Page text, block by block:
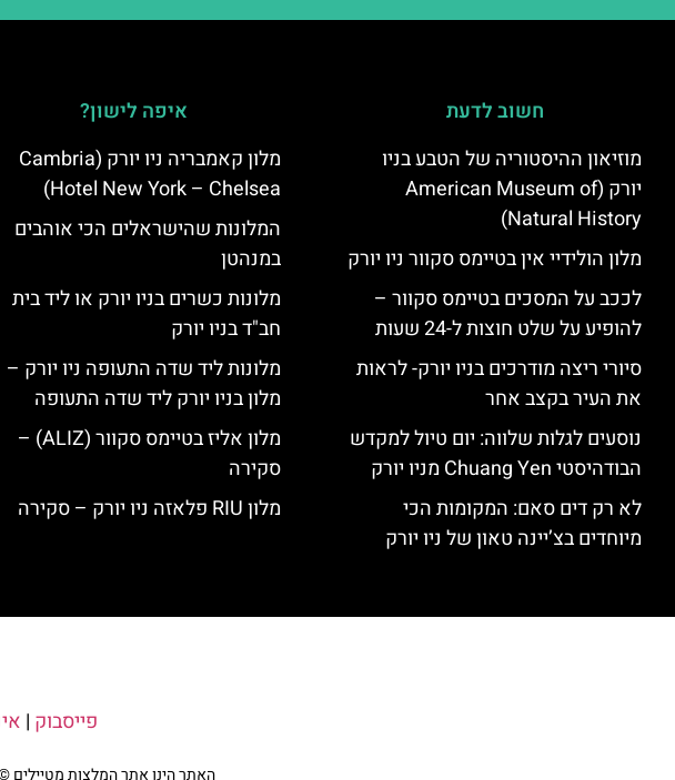
חשוב לדעת
מוזיאון ההיסטוריה של הטבע בניו
יורק (American Museum of
Natural History)
מלון הולידיי אין בטיימס סקוור ניו יורק
לככב על המסכים בטיימס סקוור –
להופיע על שלט חוצות ל-24 שעות
סיורי ריצה מודרכים בניו יורק- לראות
את העיר בקצב אחר
נוסעים לגלות שלווה: יום טיול למקדש
הבודהיסטי Chuang Yen מניו יורק
לא רק דים סאם: המקומות הכי
מיוחדים בצ’יינה טאון של ניו יורק
איפה לישון?
מלון קאמבריה ניו יורק (Cambria
Hotel New York – Chelsea)
המלונות שהישראלים הכי אוהבים
במנהטן
מלונות כשרים בניו יורק או ליד בית
חב"ד בניו יורק
מלונות ליד שדה התעופה ניו יורק –
מלון בניו יורק ליד שדה התעופה
מלון אליז בטיימס סקוור (ALIZ) –
סקירה
מלון RIU פלאזה ניו יורק – סקירה
פייסבוק |